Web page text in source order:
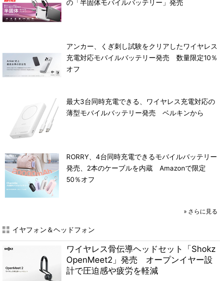
の「半固体モバイルバッテリー」発売
アンカー、くぎ刺し試験をクリアしたワイヤレス
充電対応モバイルバッテリー発売 数量限定10％
オフ
最大3台同時充電できる、ワイヤレス充電対応の
薄型モバイルバッテリー発売 ベルキンから
RORRY、4台同時充電できるモバイルバッテリー
発売、2本のケーブルを内蔵 Amazonで限定
50％オフ
» さらに見る
イヤフォン＆ヘッドフォン
ワイヤレス骨伝導ヘッドセット「Shokz
OpenMeet2」発売 オープンイヤー設
計で圧迫感や疲労を軽減